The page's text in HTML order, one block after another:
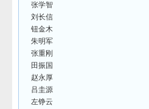
张学智
刘长信
钮金木
朱明军
张重刚
田振国
赵永厚
吕圭源
左铮云